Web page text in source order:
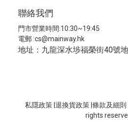
聯絡我們
門市營業時間:10:30~19:45
電郵 :cs@mainway.hk
地址：九龍深水埗福榮街40號
私隱政策 退換貨政策 條款及細則
rights